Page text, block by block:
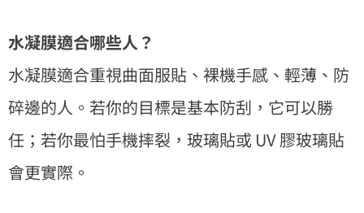
水凝膜適合哪些人？
水凝膜適合重視曲面服貼、裸機手感、輕薄、防
碎邊的人。若你的目標是基本防刮，它可以勝
任；若你最怕手機摔裂，玻璃貼或 UV 膠玻璃貼
會更實際。